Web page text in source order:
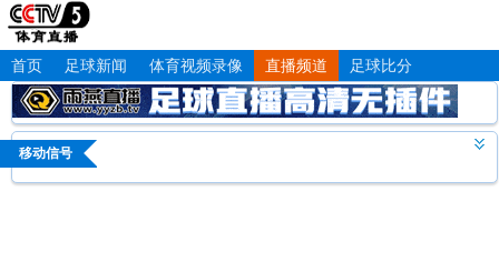
首页 足球新闻 体育视频录像 直播频道 足球比分
移动信号